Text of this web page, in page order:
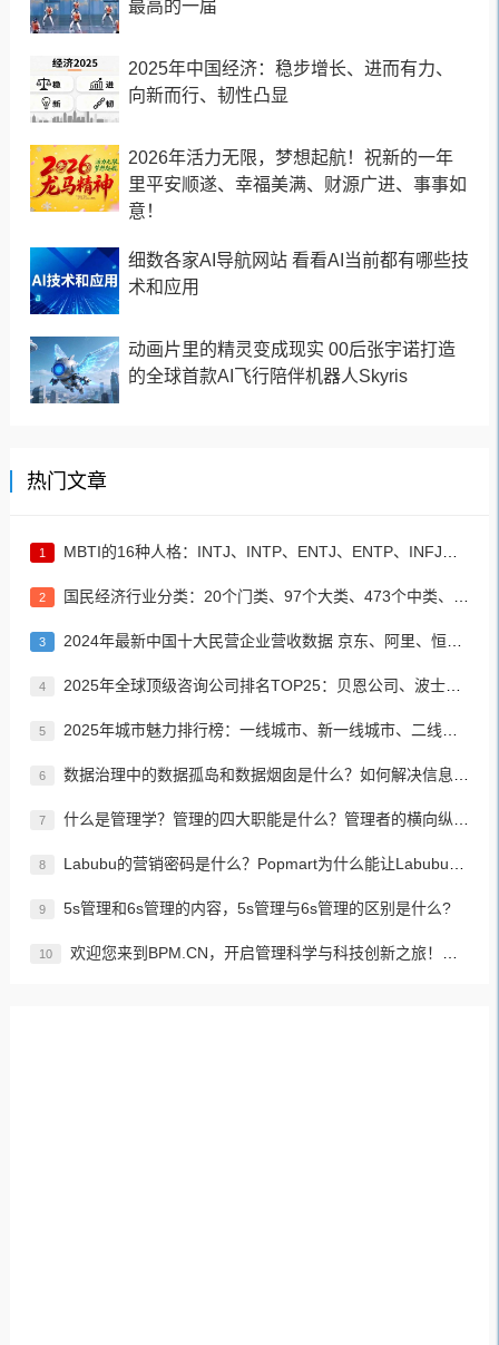
最高的一届
2025年中国经济：稳步增长、进而有力、
向新而行、韧性凸显
2026年活力无限，梦想起航！祝新的一年
里平安顺遂、幸福美满、财源广进、事事如
意！
细数各家AI导航网站 看看AI当前都有哪些技
术和应用
动画片里的精灵变成现实 00后张宇诺打造
的全球首款AI飞行陪伴机器人Skyris
热门文章
1 MBTI的16种人格：INTJ、INTP、ENTJ、ENTP、INFJ、INFP、ENFJ、ENFP、ISTJ、ISFJ、ESTJ、ESFJ、ISTP、ISFP、ESTP、ESFP
2 国民经济行业分类：20个门类、97个大类、473个中类、1382个小类
3 2024年最新中国十大民营企业营收数据 京东、阿里、恒力集团居前三名
4 2025年全球顶级咨询公司排名TOP25：贝恩公司、波士顿咨询、麦肯锡公司等
5 2025年城市魅力排行榜：一线城市、新一线城市、二线城市、三线城市、四线城市、五线城市名单
6 数据治理中的数据孤岛和数据烟囱是什么？如何解决信息孤岛的问题？
7 什么是管理学？管理的四大职能是什么？管理者的横向纵向分类？如何进行有效、高效的管理？
8 Labubu的营销密码是什么？Popmart为什么能让Labubu爆火成为顶流潮玩？
9 5s管理和6s管理的内容，5s管理与6s管理的区别是什么?
10 欢迎您来到BPM.CN，开启管理科学与科技创新之旅！先来认识下BPM是什么吧！